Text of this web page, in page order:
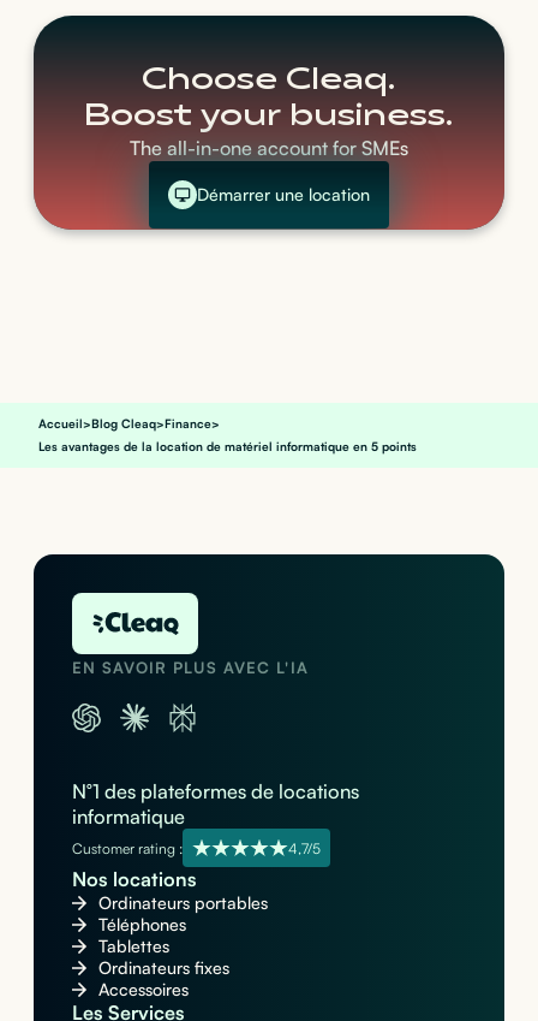
Choose Cleaq.
Boost your business.
The all-in-one account for SMEs
Démarrer une location
Accueil>Blog Cleaq>Finance>
Les avantages de la location de matériel informatique en 5 points
EN SAVOIR PLUS AVEC L'IA
N°1 des plateformes de locations
informatique
Customer rating : 4,7/5
Nos locations
Ordinateurs portables
Téléphones
Tablettes
Ordinateurs fixes
Accessoires
Les Services